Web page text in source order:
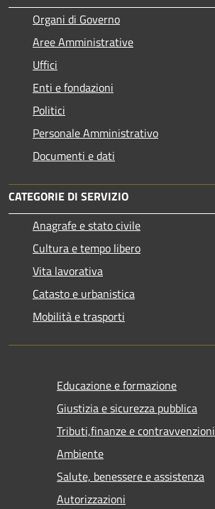
Organi di Governo
Aree Amministrative
Uffici
Enti e fondazioni
Politici
Personale Amministrativo
Documenti e dati
CATEGORIE DI SERVIZIO
Anagrafe e stato civile
Cultura e tempo libero
Vita lavorativa
Catasto e urbanistica
Mobilità e trasporti
Educazione e formazione
Giustizia e sicurezza pubblica
Tributi,finanze e contravvenzioni
Ambiente
Salute, benessere e assistenza
Autorizzazioni